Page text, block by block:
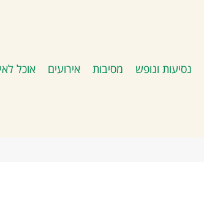
נסיעות ונופש מסיבות אירועים אוכל